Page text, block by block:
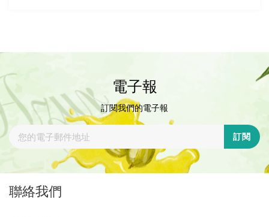
電子報
訂閱我們的電子報
訂閱
聯絡我們